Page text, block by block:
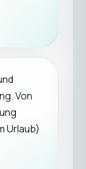
Von
Urlaub)